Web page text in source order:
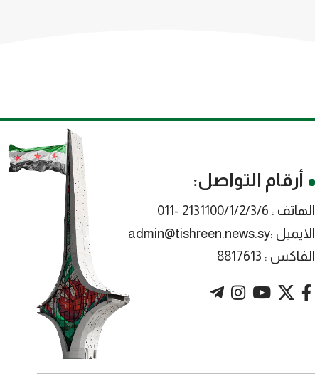
أرقام التواصل:
الهاتف : 2131100/1/2/3/6 -011
الايميل :admin@tishreen.news.sy
الفاكس : 8817613